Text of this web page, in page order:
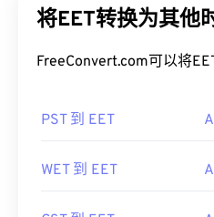
将EET转换为其他
FreeConvert.com可以将
PST 到 EET
WET 到 EET